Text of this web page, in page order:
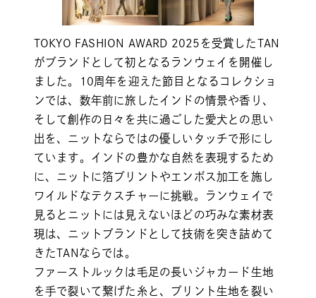
TOKYO FASHION AWARD 2025を受賞したTAN
がブランドとして初となるランウェイを開催し
ました。10周年を迎えた節目となるコレクショ
ンでは、数年前に旅したインドの情景や香り、
そして創作の日々を共に過ごした愛犬との思い
出を、ニットならではの優しいタッチで形にし
ています。インドの豊かな自然を表現するため
に、ニットに箔プリントやエンボス加工を施し
ワイルドなテクスチャーに挑戦。ランウェイで
見るとニットには見えないほどの巧みな素材表
現は、ニットブランドとして技術を突き詰めて
きたTANならでは。
ファーストルックは毛足の長いジャカード生地
を手で裂いて繋げた糸と、プリント生地を裂い